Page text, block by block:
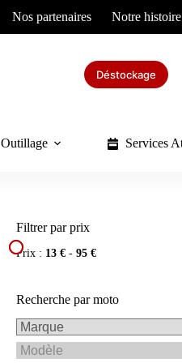
Nos partenaires Notre histoire
Déstockage
Outillage Services
Filtrer par prix
Prix : 13 € -95 €
Recherche par moto